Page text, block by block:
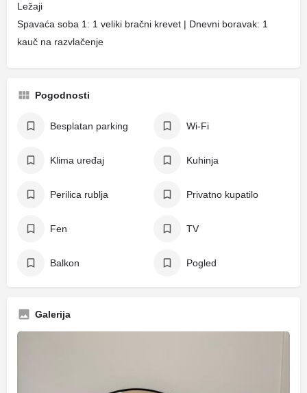
Ležaji
Spavaća soba 1: 1 veliki bračni krevet | Dnevni boravak: 1
kauč na razvlačenje
Pogodnosti
Besplatan parking Wi-Fi
Klima uređaj Kuhinja
Perilica rublja Privatno kupatilo
Fen TV
Balkon Pogled
Galerija